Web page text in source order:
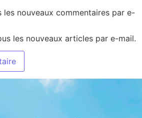
les nouveaux commentaires par e-
les nouveaux articles par e-mail.